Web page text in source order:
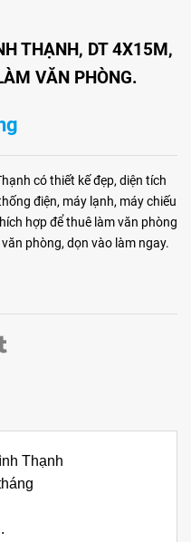
THẠNH, DT 4X15M,
VĂN PHÒNG.
có thiết kế đẹp, diện tích
điện, máy lạnh, máy chiếu
hợp để thuê làm văn phòng
phòng, dọn vào làm ngay.
Thạnh